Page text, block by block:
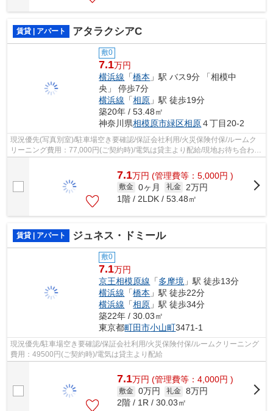
賃貸 | アパート アタラクシアC
敷0
7.1万円
横浜線 「橋本 」駅 バス9分 「相模中
央」 停歩7分
横浜線 「相原 」駅 徒歩19分
築20年 / 53.48㎡
神奈川県相模原市緑区相原４丁目20-2
現況優先(写真別室)/駐車場空き要確認/保証会社利用/火災保険付保/ルームク
リーニング費用：77,000円(ご契約時)/電気は貸主より配給/現地お待ち合わせ
7.1万円 (管理費等：5,000円 )
敷金 0ヶ月 礼金
2万円
1階 / 2LDK / 53.48㎡
賃貸 | アパート ジュネス・ドミール
敷0
7.1万円
京王相模原線 「多摩境 」駅 徒歩13分
横浜線 「橋本 」駅 徒歩22分
横浜線 「相原 」駅 徒歩34分
築22年 / 30.03㎡
東京都町田市小山町3471-1
現況優先/駐車場空き要確認/保証会社利用/火災保険付保/ルームクリーニング
費用：49500円(ご契約時)/電気は貸主より配給
7.1万円 (管理費等：4,000円 )
敷金 0万円 礼金 8万円
2階 / 1R / 30.03㎡